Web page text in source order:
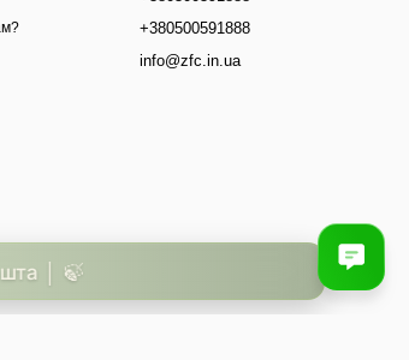
+380500591888
info@zfc.in.ua